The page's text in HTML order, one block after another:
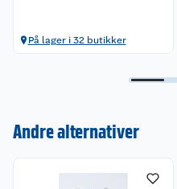
På lager i 32 butikker
Andre alternativer
Nyheter
Angre- og returrett